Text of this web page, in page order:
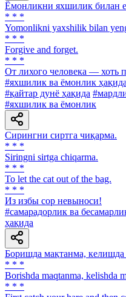
Ёмонликни яхшилик билан
* * *
Yomonlikni yaxshilik bilan
* * *
Forgive and forget.
* * *
От лихого человека — хоть
#яхшилик ва ёмонлик ҳақида
#қайтар дунё ҳақида
#яхшилик ва ёмонлик
Сирингни сиртга чиқарма.
* * *
Siringni sirtga chiqarma.
* * *
To let the cat out of the bag.
* * *
Из избы cop невыноси!
#самарадорлик ва
ҳақида
Боришда мақтанма, келишда
* * *
Borishda maqtanma, kelishda
* * *